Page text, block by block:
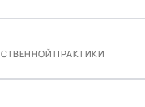
ПРАКТИКИ